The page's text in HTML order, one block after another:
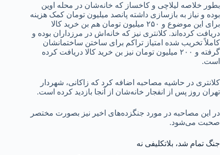
بطور خلاصه لیلاچی و کاخساز که خانه‌شان در محله اوین
بوده و نیاز به بازسازی داشته پانصد میلیون تومان کمک هزینه
برای این موضوع و ۲۵۰ میلیون تومان هم بن خرید کالا
دریافت کرده‌اند. کلانتری نیز که خانه‌اش در مرزداران بوده و
کاملاً تخریب شده امتیاز تراکم برای ساختن ساختمانشان
گرفته و ۲۰۰ میلیون تومان نیز بن خرید کالا دریافت کرده
است.
کلانتری در حاشیه مصاحبه اضافه کرد که زاکانی، شهردار
تهران روز پس از انفجار خانه‌شان از آنجا بازدید کرده است.
در این مصاحبه در مورد جنگزده‌های اخیر نیز بصورت مختصر
صحبت می‌شود.
جنگ تمام شد، بلاتکلیفی نه